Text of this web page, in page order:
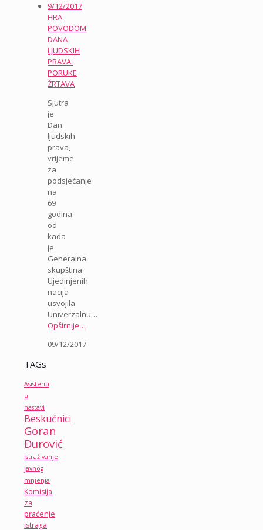
9/12/2017
HRA
POVODOM
DANA
LJUDSKIH
PRAVA:
PORUKE
ŽRTAVA
Sjutra
je
Dan
ljudskih
prava,
vrijeme
za
podsjećanje
na
69
godina
od
kada
je
Generalna
skupština
Ujedinjenih
nacija
usvojila
Univerzalnu…
Opširnije…
09/12/2017
TAGs
Asistenti
u
nastavi
Beskućnici
Goran
Đurović
Istraživanje
javnog
mnjenja
Komisija
za
praćenje
istraga